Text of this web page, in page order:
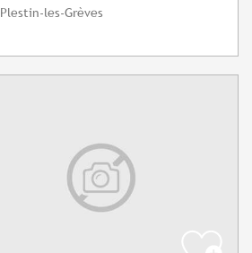
Plestin-les-Grèves